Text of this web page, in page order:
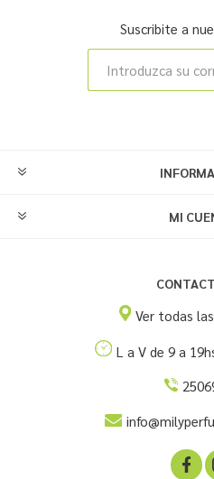
Suscribite a
MI
Ver todas las
L a V de 9 a